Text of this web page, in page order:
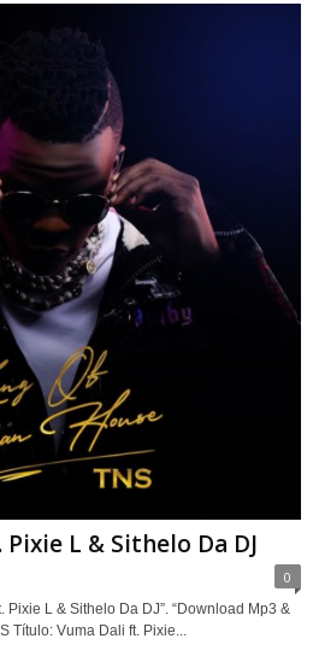
L & Sithelo Da DJ
0
Pixie L & Sithelo Da DJ”. “Download Mp3 &
Título: Vuma Dali ft. Pixie...